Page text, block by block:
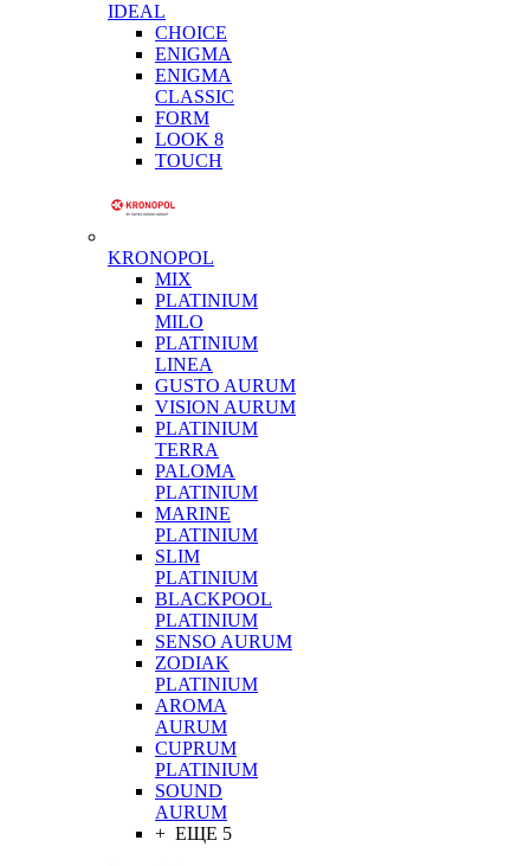
IDEAL
CHOICE
ENIGMA
ENIGMA
CLASSIC
FORM
LOOK 8
TOUCH
KRONOPOL
MIX
PLATINIUM
MILO
PLATINIUM
LINEA
GUSTO AURUM
VISION AURUM
PLATINIUM
TERRA
PALOMA
PLATINIUM
MARINE
PLATINIUM
SLIM
PLATINIUM
BLACKPOOL
PLATINIUM
SENSO AURUM
ZODIAK
PLATINIUM
AROMA
AURUM
CUPRUM
PLATINIUM
SOUND
AURUM
+ ЕЩЕ 5